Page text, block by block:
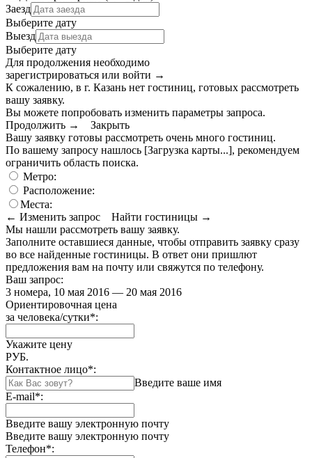
Заезд
Выберите дату
Выезд
Выберите дату
Для продолжения необходимо
зарегистрироваться или войти →
К сожалению, в г. Казань нет гостиниц, готовых рассмотреть
вашу заявку.
Вы можете попробовать изменить параметры запроса.
Продолжить →
Закрыть
Вашу заявку готовы рассмотреть очень много гостиниц.
По вашему запросу нашлось [Загрузка карты...], рекомендуем
ограничить область поиска.
Метро:
Расположение:
Места:
← Изменить запрос
Найти гостиницы →
Мы нашли рассмотреть вашу заявку.
Заполните оставшиеся данные, чтобы отправить заявку сразу
во все найденные гостиницы. В ответ они пришлют
предложения вам на почту или свяжутся по телефону.
Ваш запрос:
3 номера, 10 мая 2016 — 20 мая 2016
Ориентировочная цена
за человека/сутки*:
Укажите цену
РУБ.
Контактное лицо*:
Введите ваше имя
E-mail*:
Введите вашу электронную почту
Введите вашу электронную почту
Телефон*: